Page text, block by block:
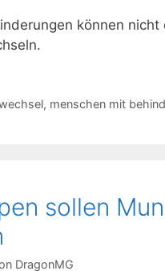
können
, menschen mit
sollen
DragonMG